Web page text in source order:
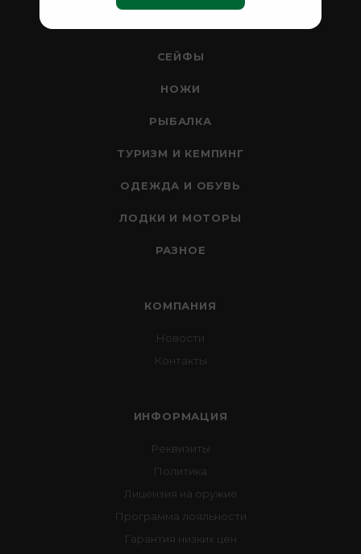
СЕЙФЫ
НОЖИ
РЫБАЛКА
ТУРИЗМ И КЕМПИНГ
ОДЕЖДА И ОБУВЬ
ЛОДКИ И МОТОРЫ
РАЗНОЕ
КОМПАНИЯ
Новости
Контакты
ИНФОРМАЦИЯ
Реквизиты
Политика
Лицензия на оружие
Программа лояльности
Гарантия низких цен